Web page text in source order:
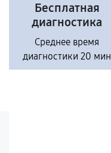
Бесплатная
диагностика
Среднее время
диагностики 20 мин